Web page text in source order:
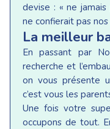
devise : « ne
ne confierait pas
La meilleur
En passant par
recherche et
on vous présente
c’est vous les
Une fois votre
occupons de tout.